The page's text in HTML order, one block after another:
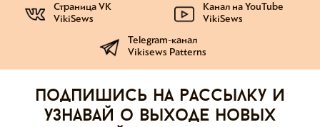
Страница VK
VikiSews
Канал на YouTube
VikiSews
Telegram-канал
Vikisews Patterns
Подпишись на рассылку и
узнавай о выходе новых